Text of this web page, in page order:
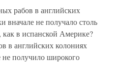
рабов в английских
вначале не получало столь
в испанской Америке?
в английских колониях
получило широкого